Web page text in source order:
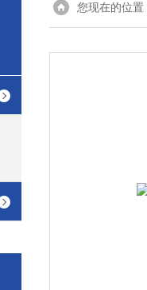
您现在的位置